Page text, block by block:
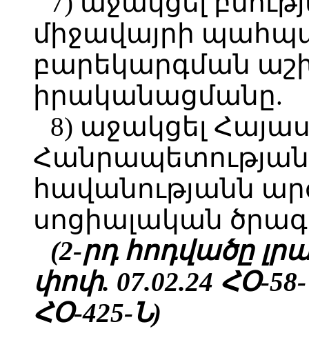
միջավայրի
բարեկարգման
իրականացմանը.
8) աջակցել
հավանությանն
սոցիալական
(2-րդ հոդվածը
փոփ. 07.02.24 ՀՕ-
ՀՕ-425-Ն)